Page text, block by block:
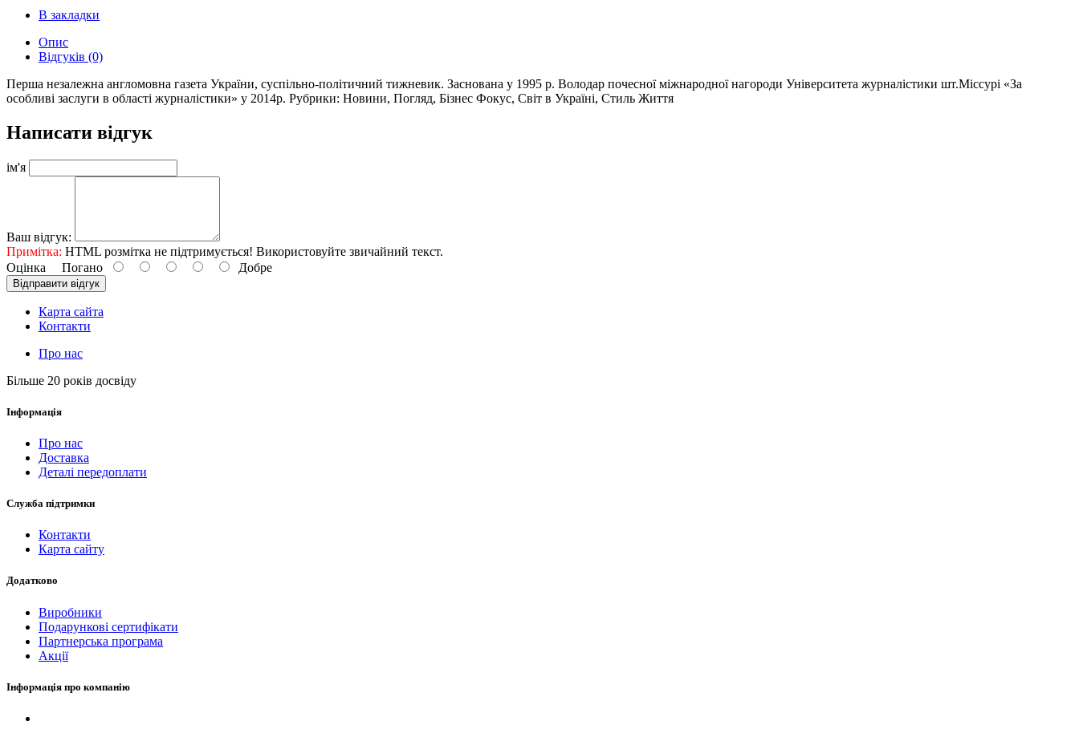
В закладки
Опис
Відгуків (0)
Перша незалежна англомовна газета України, суспільно-політичний тижневик. Заснована у 1995 р. Володар почесної міжнародної нагороди Університета журналістики шт.Міссурі «За
особливі заслуги в області журналістики» у 2014р. Рубрики: Новини, Погляд, Бізнес Фокус, Світ в Україні, Стиль Життя
Написати відгук
ім'я
Ваш відгук:
Примітка: HTML розмітка не підтримується! Використовуйте звичайний текст.
Оцінка Погано Добре
Відправити відгук
Карта сайта
Контакти
Про нас
Більше 20 років досвіду
Інформація
Про нас
Доставка
Деталі передоплати
Служба підтримки
Контакти
Карта сайту
Додатково
Виробники
Подарункові сертифікати
Партнерська програма
Акції
Інформація про компанію